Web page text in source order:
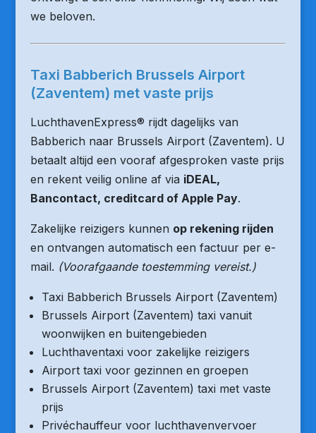
we beloven.
Taxi Babberich Brussels Airport
(Zaventem) met vaste prijs
LuchthavenExpress® rijdt dagelijks van
Babberich naar Brussels Airport (Zaventem). U
betaalt altijd een vooraf afgesproken vaste prijs
en rekent veilig online af via iDEAL,
Bancontact, creditcard of Apple Pay.
Zakelijke reizigers kunnen op rekening rijden
en ontvangen automatisch een factuur per e-
mail. (Voorafgaande toestemming vereist.)
Taxi Babberich Brussels Airport (Zaventem)
Brussels Airport (Zaventem) taxi vanuit
woonwijken en buitengebieden
Luchthaventaxi voor zakelijke reizigers
Airport taxi voor gezinnen en groepen
Brussels Airport (Zaventem) taxi met vaste
prijs
Privéchauffeur voor luchthavenvervoer